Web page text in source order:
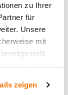
zu Ihrer
für
Unsere
mit
zeigen